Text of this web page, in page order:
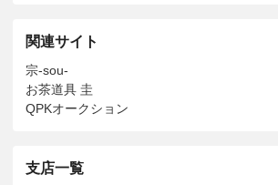
関連サイト
宗-sou-
お茶道具 圭
QPKオークション
支店一覧